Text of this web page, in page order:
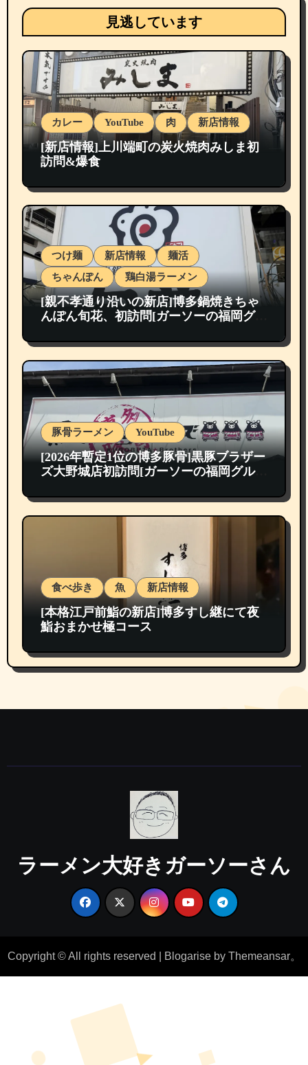
見逃しています
カレー YouTube 肉 新店情報
[新店情報]上川端町の炭火焼肉みしま初
訪問&爆食
つけ麺 新店情報
麺活
ちゃんぽん
鶏白湯ラーメン
[親不孝通り沿いの新店]博多鍋焼きちゃ
んぽん旬花、初訪問[ガーソーの福岡グル
豚骨ラーメン YouTube
[2026年暫定1位の博多豚骨]黒豚ブラザー
ズ大野城店初訪問[ガーソーの福岡グルメ
食べ歩き 魚 新店情報
[本格江戸前鮨の新店]博多すし継にて夜
鮨おまかせ極コース
ラーメン大好きガーソーさん
Copyright © All rights reserved Blogariseby Themeansar。